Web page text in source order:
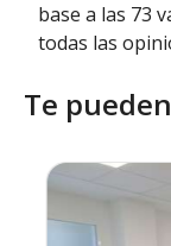
base a las 73
todas las
Te